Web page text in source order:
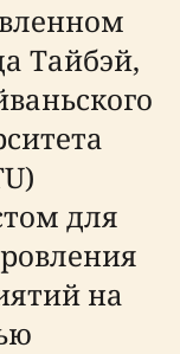
Тайбэй,
для
на